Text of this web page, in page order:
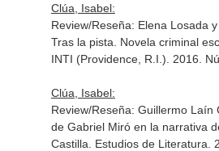
Clúa, Isabel:
Review/Reseña: Elena Losada
Tras la pista. Novela criminal
INTI (Providence, R.I.) . 2016.
Clúa, Isabel:
Review/Reseña: Guillermo Laín
de Gabriel Miró en la narrativa
Castilla. Estudios de Literatura .